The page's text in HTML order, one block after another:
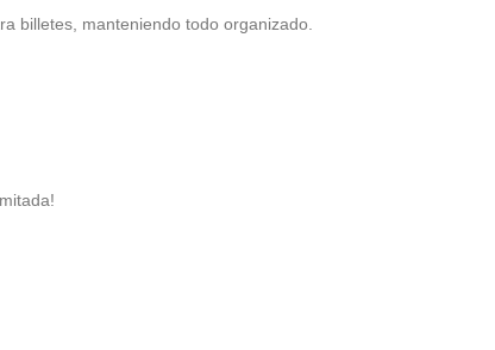
billetes, manteniendo todo organizado.